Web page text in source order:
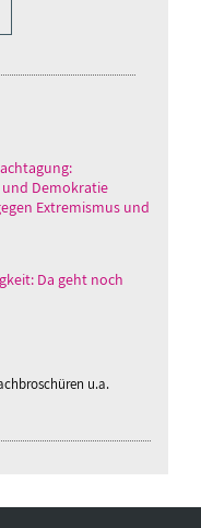
Demokratie
Extremismus und
Da geht noch
u.a.